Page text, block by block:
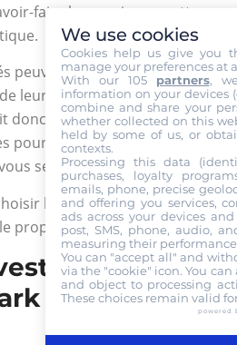
faire hors pair que cette
peuvent encore se tromper
leurs pièces en or. Ce qui
donc de confier vos projets à
pour ce genre de chose. Des
seront donnés.
la Gold Or Cash, c’est aussi
propose.
dans les
Or Friedrich
We use cookies
Cookies help us give you
manage your preferences at
With our 105 partners,
information on your devices
combine and share your
whether collected on this
held by some of us, or
contexts.
Processing this data
purchases, loyalty
emails, phone, precise
and offering you services,
ads across your devices
post, SMS, phone, audio,
measuring their
You can "accept all" and
via the "cookie" icon. You
and object to processing
These choices remain valid
powered